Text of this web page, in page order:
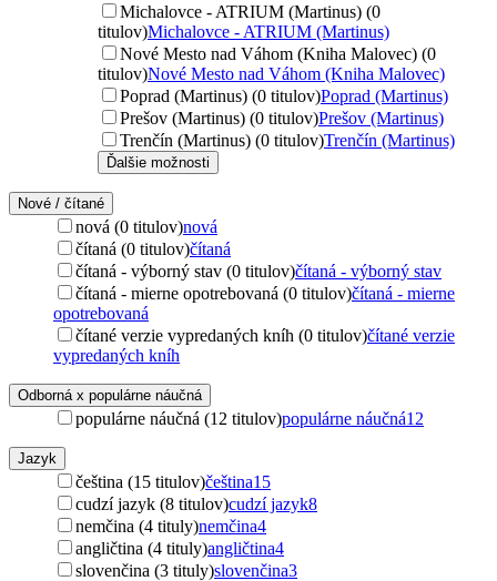
Michalovce - ATRIUM (Martinus) (0
titulov)Michalovce - ATRIUM (Martinus)
Nové Mesto nad Váhom (Kniha Malovec) (0
titulov)Nové Mesto nad Váhom (Kniha Malovec)
Poprad (Martinus) (0 titulov)Poprad (Martinus)
Prešov (Martinus) (0 titulov)Prešov (Martinus)
Trenčín (Martinus) (0 titulov)Trenčín (Martinus)
Ďalšie možnosti
Nové / čítané
nová (0 titulov)nová
čítaná (0 titulov)čítaná
čítaná - výborný stav (0 titulov)čítaná - výborný stav
čítaná - mierne opotrebovaná (0 titulov)čítaná - mierne
opotrebovaná
čítané verzie vypredaných kníh (0 titulov)čítané verzie
vypredaných kníh
Odborná x populárne náučná
populárne náučná (12 titulov)populárne náučná12
Jazyk
čeština (15 titulov)čeština15
cudzí jazyk (8 titulov)cudzí jazyk8
nemčina (4 tituly)nemčina4
angličtina (4 tituly)angličtina4
slovenčina (3 tituly)slovenčina3